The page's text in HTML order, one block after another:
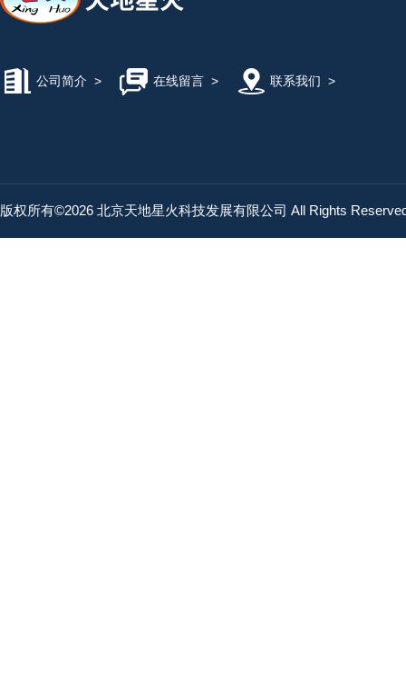
公司简介 > 在线留言> 联系我们 >
版权所有©2026 北京天地星火科技发展有限公司 All Rights